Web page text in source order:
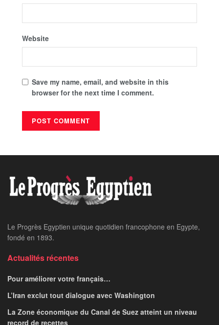
Website
Save my name, email, and website in this
browser for the next time I comment.
Le Progrès Egyptien unique quotidien francophone en Egypte,
fondé en 1893.
Actualités récentes
Pour améliorer votre français…
L’Iran exclut tout dialogue avec Washington
La Zone économique du Canal de Suez atteint un niveau
record de recettes